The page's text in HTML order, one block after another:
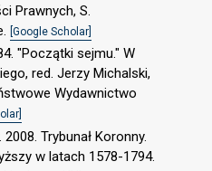
Prawnych, S.
[Google Scholar]
"Początki sejmu." W
red. Jerzy Michalski,
Wydawnictwo
Trybunał Koronny.
w latach 1578-1794.